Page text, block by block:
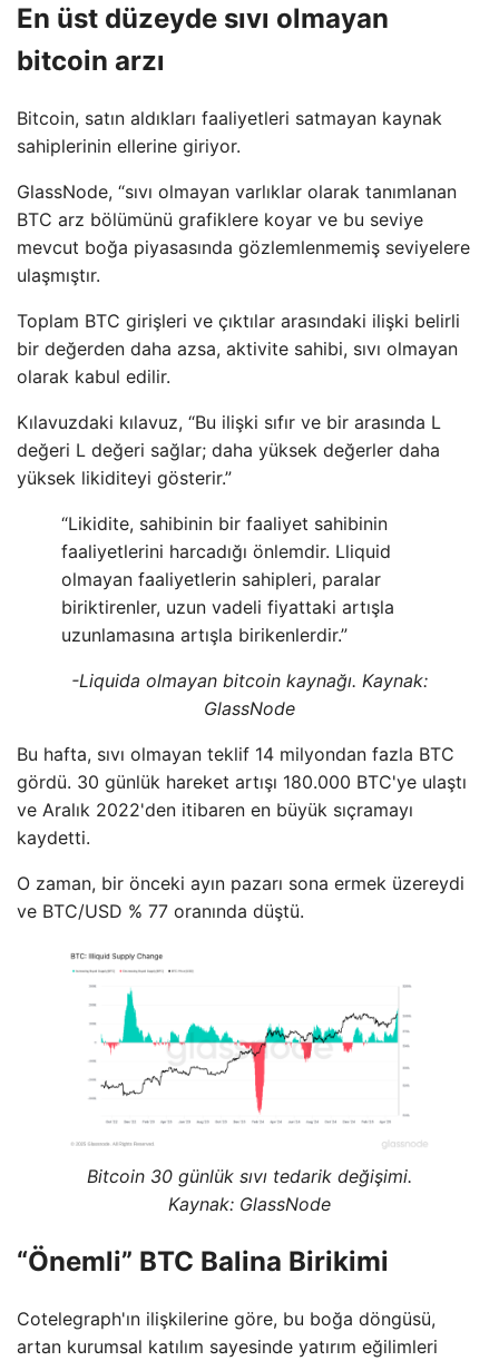
En üst düzeyde sıvı olmayan
bitcoin arzı
Bitcoin, satın aldıkları faaliyetleri satmayan kaynak
sahiplerinin ellerine giriyor.
GlassNode, “sıvı olmayan varlıklar olarak tanımlanan
BTC arz bölümünü grafiklere koyar ve bu seviye
mevcut boğa piyasasında gözlemlenmemiş seviyelere
ulaşmıştır.
Toplam BTC girişleri ve çıktılar arasındaki ilişki belirli
bir değerden daha azsa, aktivite sahibi, sıvı olmayan
olarak kabul edilir.
Kılavuzdaki kılavuz, “Bu ilişki sıfır ve bir arasında L
değeri L değeri sağlar; daha yüksek değerler daha
yüksek likiditeyi gösterir.”
“Likidite, sahibinin bir faaliyet sahibinin
faaliyetlerini harcadığı önlemdir. Lliquid
olmayan faaliyetlerin sahipleri, paralar
biriktirenler, uzun vadeli fiyattaki artışla
uzunlamasına artışla birikenlerdir.”
-Liquida olmayan bitcoin kaynağı. Kaynak:
GlassNode
Bu hafta, sıvı olmayan teklif 14 milyondan fazla BTC
gördü. 30 günlük hareket artışı 180.000 BTC'ye ulaştı
ve Aralık 2022'den itibaren en büyük sıçramayı
kaydetti.
O zaman, bir önceki ayın pazarı sona ermek üzereydi
ve BTC/USD % 77 oranında düştü.
Bitcoin 30 günlük sıvı tedarik değişimi.
Kaynak: GlassNode
“Önemli” BTC Balina Birikimi
Cotelegraph'ın ilişkilerine göre, bu boğa döngüsü,
artan kurumsal katılım sayesinde yatırım eğilimleri